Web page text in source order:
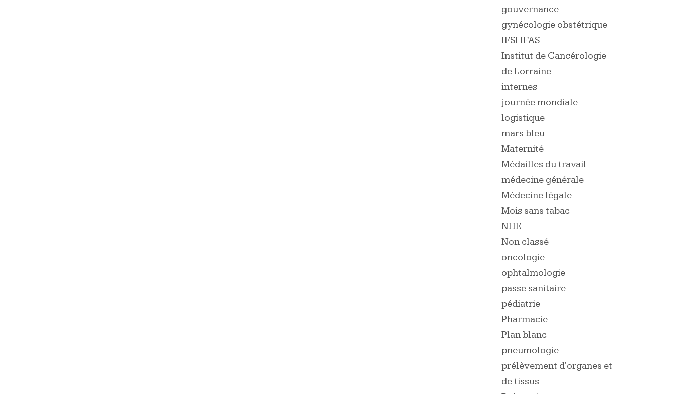
gouvernance
gynécologie obstétrique
IFSI IFAS
Institut de Cancérologie
de Lorraine
internes
journée mondiale
logistique
mars bleu
Maternité
Médailles du travail
médecine générale
Médecine légale
Mois sans tabac
NHE
Non classé
oncologie
ophtalmologie
passe sanitaire
pédiatrie
Pharmacie
Plan blanc
pneumologie
prélèvement d'organes et
de tissus